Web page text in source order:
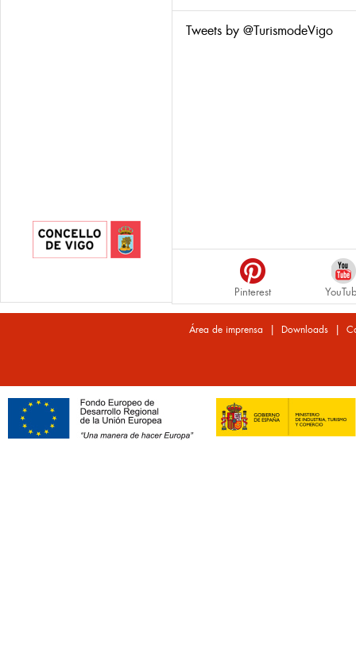
Tweets by @TurismodeVigo
Pinterest
Área de imprensa | Downloads |